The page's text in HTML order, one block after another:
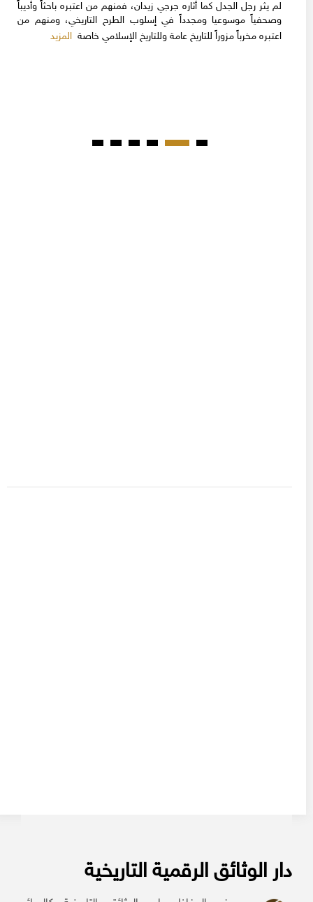
لم يثر رجل الجدل كما أثاره جرجي زيدان، فمنهم من اعتبره باحثاً وأديباً
وصحفياً موسوعيا ومجدداً في إسلوب الطرح التاريخي، ومنهم من
اعتبره مخرباً مزوراً للتاريخ عامة وللتاريخ الإسلامي خاصةالمزيد
دار الوثائق الرقمية التاريخية